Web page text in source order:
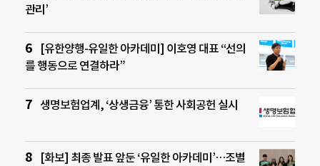
관리’
[유한양행-유일한 아카데미] 이호영 대표 “선의
를 행동으로 연결하라”
생명보험업계, ‘상생금융’ 통한 사회공헌 실시
[화보] 최종 발표 앞둔 ‘유일한 아카데미’…조별